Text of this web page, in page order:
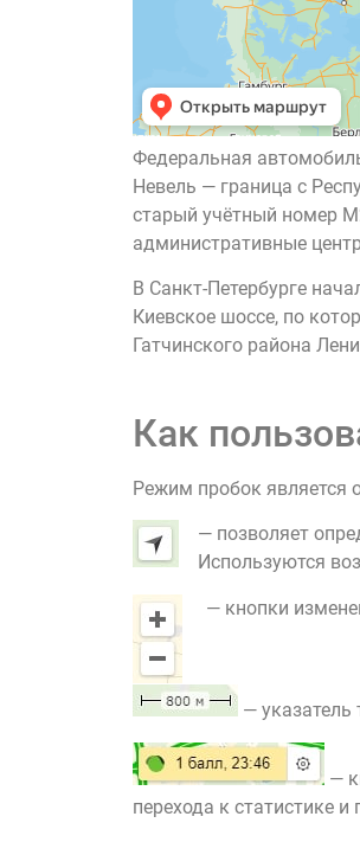
Федеральная
Невель — граница с
старый учётный номер
административные
В Санкт-Петербурге
Киевское шоссе, по
Гатчинского района
Как
Режим пробок является
— позволяет
Используются
— кнопки
—
—
перехода к статистике и